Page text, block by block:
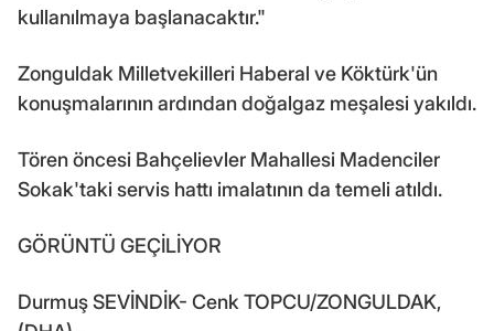
kullanılmaya başlanacaktır."
Zonguldak Milletvekilleri Haberal ve Köktürk'ün
konuşmalarının ardından doğalgaz meşalesi yakıldı.
Tören öncesi Bahçelievler Mahallesi Madenciler
Sokak'taki servis hattı imalatının da temeli atıldı.
GÖRÜNTÜ GEÇİLİYOR
Durmuş SEVİNDİK- Cenk TOPCU/ZONGULDAK,